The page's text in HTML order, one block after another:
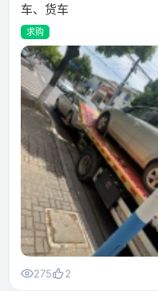
车、货车
求购
275 2